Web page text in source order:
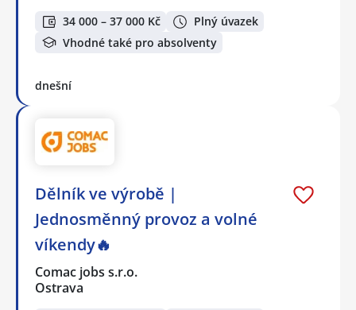
34 000 – 37 000 Kč
Plný úvazek
Vhodné také pro absolventy
dnešní
Dělník ve výrobě |
Jednosměnný provoz a volné
víkendy🔥
Comac jobs s.r.o.
Ostrava